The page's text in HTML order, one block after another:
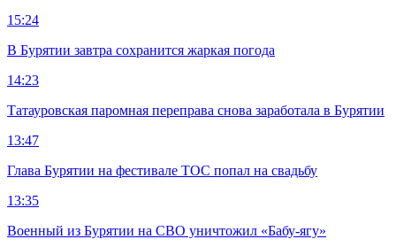
15:24
В Бурятии завтра сохранится жаркая погода
14:23
Татауровская паромная переправа снова заработала в Бурятии
13:47
Глава Бурятии на фестивале ТОС попал на свадьбу
13:35
Военный из Бурятии на СВО уничтожил «Бабу-ягу»